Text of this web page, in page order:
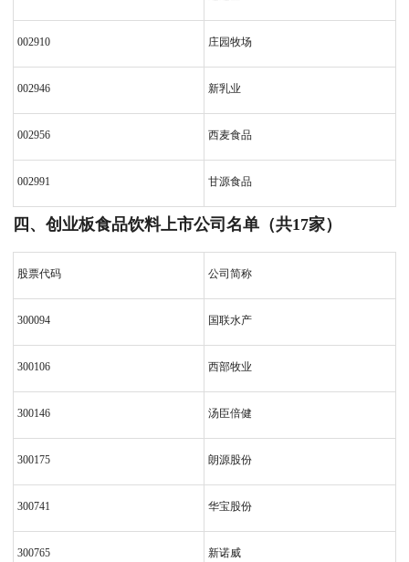
002910 庄园牧场
002946 新乳业
002956 西麦食品
002991 甘源食品
四、创业板食品饮料上市公司名单（共17家）
股票代码 公司简称
300094 国联水产
300106 西部牧业
300146 汤臣倍健
300175 朗源股份
300741 华宝股份
300765 新诺威